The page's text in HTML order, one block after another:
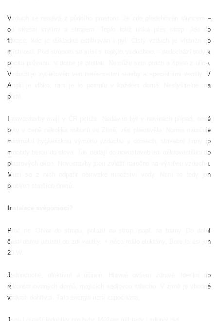
Vzduch se nasává z půdního prostoru. Je zde předehříván sluncem –
od střešní krytiny a stropem. Teplo totiž utíká přes strop. Jde do
filtrace, kde je důkladně odfiltrován i pyl. Čistý vzduch je vháněn do
místnosti. Pod stropem se mísí s teplým vzduchem – nedochází tedy k
pocitu průvanu. V domě je přetlak. Nemůže sem prach a špína z ulice.
Vzduch je vytlačován ven netěsnostmi stavby a speciálními ventily. V
Anglii je vlhko, tam je to pomalu v každém domě. Neslyšitelné, na
půdě.
I novostavby mají v ČR potíže. Nedávno byl v novinách případ, nové
byty v ceně několika milionů ve Zlíně, vše plesnivělo. Norma neurčuje
minimální hygienickou výměnu vzduchu v domech, stavební firmy to
mnohdy berou do slova. Tak nedají do novostaveb ani mikroventilaci do
plastových oken. Novostavby jsou zvlášť náročné na výměnu vzduchu.
Musí se z nich odpařit obrovské množství vody. Není to tedy jen
problém starších domů.
Instalace svépomocí?
Proč ne. Otvor do stropu, položit na strop, popř. na trámy. Do dolní
části domu umístit do zdi ventily. + něco málo elektřiny. Bere to asi jen
20 W.
Jednoduché, efektivní a účinné. Hlavně ovšem zdravé. Ideální do
rekonstruovaných domů, majících sedlovou střechu. V zimě je vhodné
vzduch dohřívat. Tato energie není započítána.